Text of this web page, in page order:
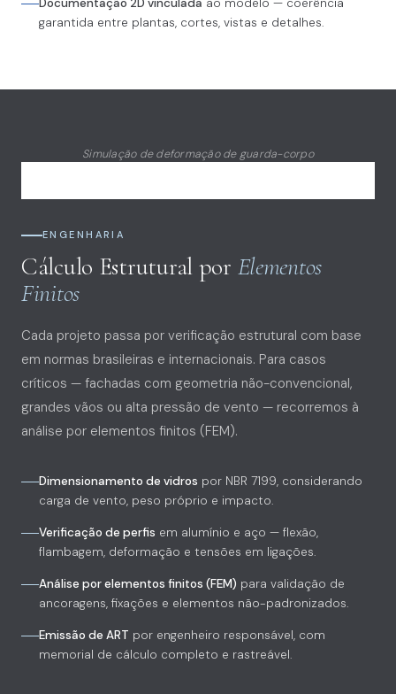
Documentação 2D vinculada ao modelo — coerência
garantida entre plantas, cortes, vistas e detalhes.
ENGENHARIA
Cálculo Estrutural por Elementos
Finitos
Cada projeto passa por verificação estrutural com base
em normas brasileiras e internacionais. Para casos
críticos — fachadas com geometria não-convencional,
grandes vãos ou alta pressão de vento — recorremos à
análise por elementos finitos (FEM).
Dimensionamento de vidros por NBR 7199, considerando
carga de vento, peso próprio e impacto.
Verificação de perfis em alumínio e aço — flexão,
flambagem, deformação e tensões em ligações.
Análise por elementos finitos (FEM) para validação de
ancoragens, fixações e elementos não-padronizados.
Emissão de ART por engenheiro responsável, com
memorial de cálculo completo e rastreável.
Simulação de deformação de guarda-corpo